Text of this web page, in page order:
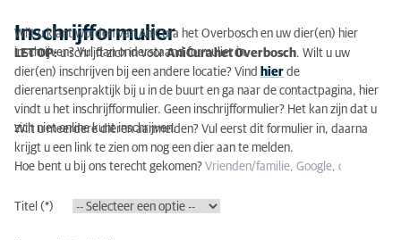
Inschrijfformulier
Wilt u klant worden van AniCura het Overbosch en uw dier(en) hier
inschrijven? Vul dan onderstaand formulier in.
LET OP:u schrijft zich in voorAniCura het Overbosch. Wilt u uw
dier(en) inschrijven bij een andere locatie? Vind hier de
dierenartsenpraktijk bij u in de buurt en ga naar de contactpagina, hier
vindt u het inschrijfformulier. Geen inschrijfformulier? Het kan zijn dat u
zich niet online kunt inschrijven.
Wilt u meerdere dieren aanmelden? Vul eerst dit formulier in, daarna
krijgt u een link te zien om nog een dier aan te melden.
Hoe bent u bij ons terecht gekomen?
Titel